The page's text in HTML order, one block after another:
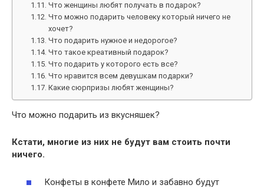
Что женщины любят получать в подарок?
Что можно подарить человеку который ничего не
хочет?
Что подарить нужное и недорогое?
Что такое креативный подарок?
Что подарить у которого есть все?
Что нравится всем девушкам подарки?
Какие сюрпризы любят женщины?
Что можно подарить из вкусняшек?
Кстати, многие из них не будут вам стоить почти
ничего.
Конфеты в конфете Мило и забавно будут